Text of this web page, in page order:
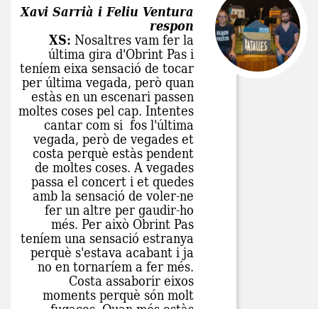
Xavi Sarrià i Feliu Ventura
respon
XS: Nosaltres vam fer la
última gira d'Obrint Pas i
teníem eixa sensació de tocar
per última vegada, però quan
estàs en un escenari passen
moltes coses pel cap. Intentes
cantar com si fos l'última
vegada, però de vegades et
costa perquè estàs pendent
de moltes coses. A vegades
passa el concert i et quedes
amb la sensació de voler-ne
fer un altre per gaudir-ho
més. Per això Obrint Pas
teníem una sensació estranya
perquè s'estava acabant i ja
no en tornaríem a fer més.
Costa assaborir eixos
moments perquè són molt